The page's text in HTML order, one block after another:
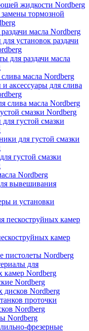
жидкости Nordberg
тормозной
масла Nordberg
для установок раздачи
для раздачи масла
масла Nordberg
и аксессуары для слива
слива масла Nordberg
смазки Nordberg
для густой смазки
для густой смазки
густой смазки
Nordberg
вывешивания
и установки
пескоструйных камер
камер
пистолеты Nordberg
для
камер Nordberg
Nordberg
дисков Nordberg
проточки
Nordberg
Nordberg
фрезерные